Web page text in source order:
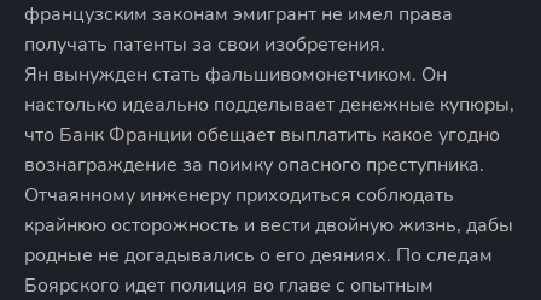
французским законам эмигрант не имел права
получать патенты за свои изобретения.
Ян вынужден стать фальшивомонетчиком. Он
настолько идеально подделывает денежные купюры,
что Банк Франции обещает выплатить какое угодно
вознаграждение за поимку опасного преступника.
Отчаянному инженеру приходиться соблюдать
крайнюю осторожность и вести двойную жизнь, дабы
родные не догадывались о его деяниях. По следам
Боярского идет полиция во главе с опытным